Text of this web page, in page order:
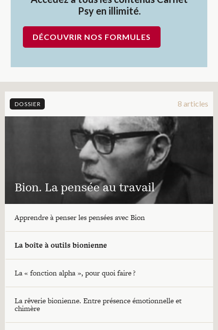
Psy en illimité.
DÉCOUVRIR NOS FORMULES
DOSSIER 8 articles
Bion. La pensée au travail
Apprendre à penser les pensées avec Bion
La boîte à outils bionienne
La « fonction alpha », pour quoi faire ?
La rêverie bionienne. Entre présence émotionnelle et
chimère